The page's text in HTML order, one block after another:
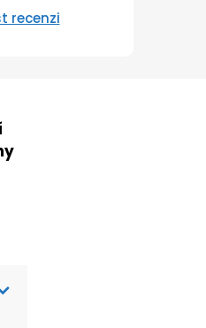
recenzi